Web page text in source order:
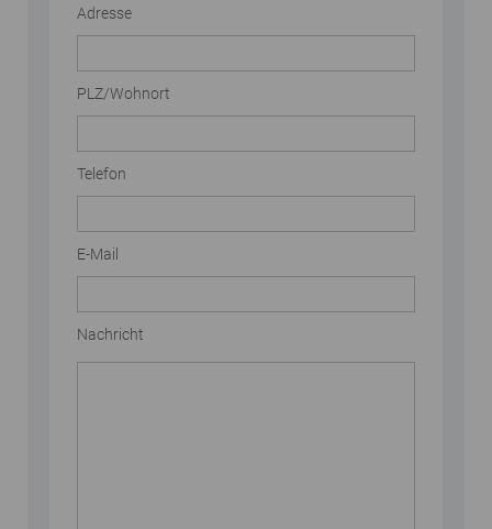
Adresse
PLZ/Wohnort
Telefon
E-Mail
Nachricht